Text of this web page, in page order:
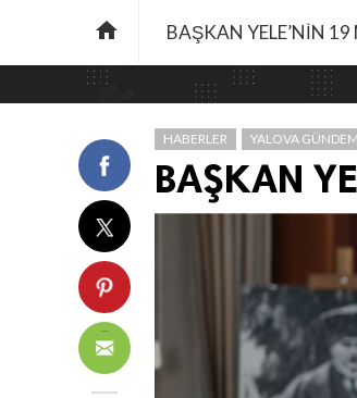
 BAŞKAN YELE’NİN 19
HABERLER YALOVA GÜNDEM
BAŞKAN